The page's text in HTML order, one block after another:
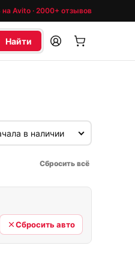
Avito · 2000+ отзывов
Найти
Сбросить всё
Сбросить авто